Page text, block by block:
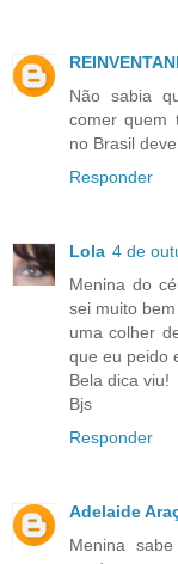
Não sabia
comer quem
no Brasil
Responder
Lola 4 de
Menina do
sei muito
uma colher
que eu peido
Bela dica viu!
Bjs
Responder
Adelaide
Menina